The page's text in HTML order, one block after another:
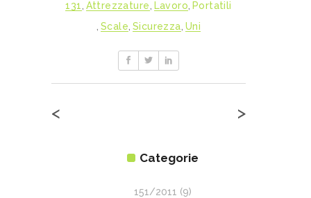
131 Attrezzature Lavoro Portatili
Scale Sicurezza Uni
< >
Categorie
151/2011 (9)